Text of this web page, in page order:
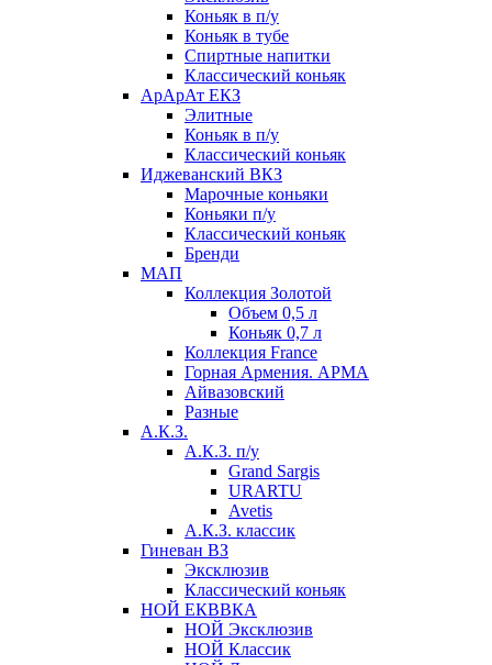
Коньяк в п/у
Коньяк в тубе
Спиртные напитки
Классический коньяк
АрАрАт ЕКЗ
Элитные
Коньяк в п/у
Классический коньяк
Иджеванский ВКЗ
Марочные коньяки
Коньяки п/у
Классический коньяк
Бренди
МАП
Коллекция Золотой
Объем 0,5 л
Коньяк 0,7 л
Коллекция France
Горная Армения. АРМА
Айвазовский
Разные
А.К.З.
А.К.З. п/у
Grand Sargis
URARTU
Avetis
А.К.З. классик
Гиневан ВЗ
Эксклюзив
Классический коньяк
НОЙ ЕКВВКА
НОЙ Эксклюзив
НОЙ Классик